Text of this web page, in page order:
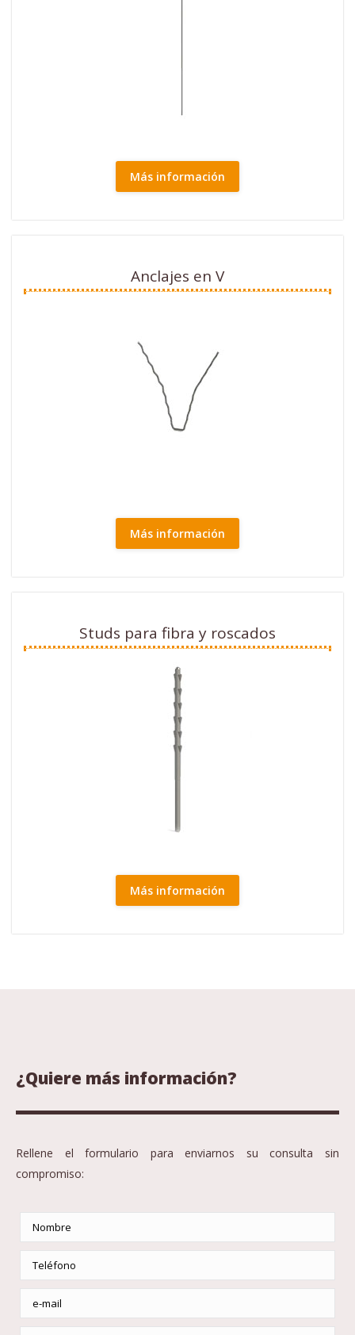
Más información
Anclajes en V
Más información
Studs para fibra y roscados
Más información
¿Quiere más información?
Rellene el formulario para enviarnos su consulta sin
compromiso: